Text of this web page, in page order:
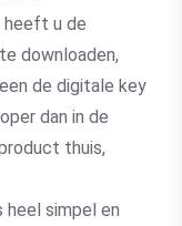
heeft u de
downloaden,
de digitale key
dan in de
thuis,
heel simpel en